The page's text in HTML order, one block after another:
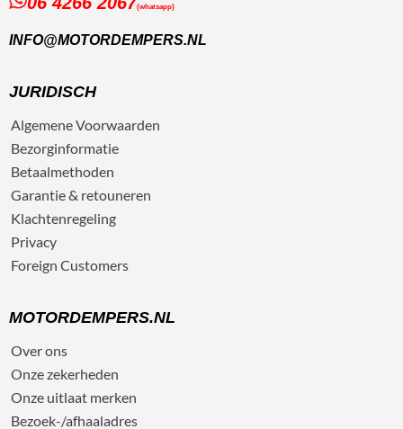
(whatsapp)
INFO@MOTORDEMPERS.NL
JURIDISCH
AlgemeneVoorwaarden
Bezorginformatie
Betaalmethoden
Garantie & retouneren
Klachtenregeling
Privacy
Foreign Customers
MOTORDEMPERS.NL
Over ons
Onze zekerheden
Onze uitlaat merken
Bezoek-/afhaaladres